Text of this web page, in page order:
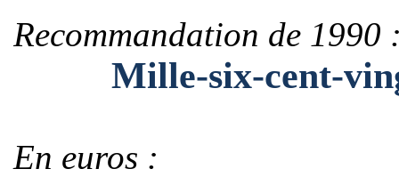
Recommandation de 1990
Mille-six-cent-
En euros :